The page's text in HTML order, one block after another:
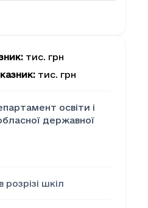
: тис. грн
: тис. грн
освіти і
державної
шкіл